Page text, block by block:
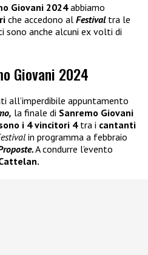
Giovani 2024abbiamo
che accedono al Festival tra le
sono anche alcuni ex volti di
Giovani 2024
all’imperdibile appuntamento
la finale di Sanremo Giovani
i 4 vincitori 4 tra i cantanti
in programma a febbraio
A condurre l’evento